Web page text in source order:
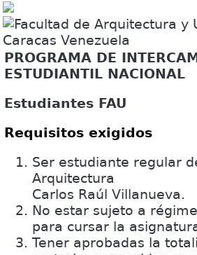
PROGRAMA DE
ESTUDIANTIL NACIONAL
Estudiantes FAU
Requisitos exigidos
Ser estudiante regular
Arquitectura
Carlos Raúl Villanueva.
No estar sujeto a
para cursar la
Tener aprobadas la